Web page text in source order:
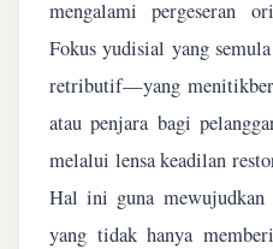
mengalami pergeseran
Fokus yudisial yang
retributif—yang
atau penjara bagi
melalui lensa keadilan
Hal ini guna mewujudkan
yang tidak hanya